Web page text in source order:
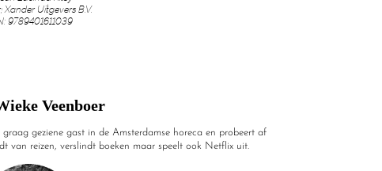
Xander Uitgevers B.V.
9789401611039
Veenboer
geziene gast in de Amsterdamse horeca en probeert af
van reizen, verslindt boeken maar speelt ook Netflix uit.